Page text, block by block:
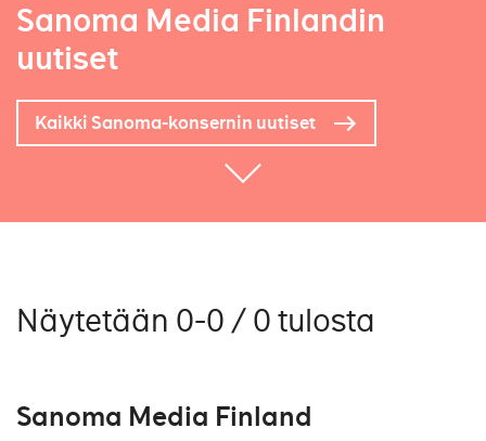
Sanoma Media Finlandin
uutiset
Kaikki Sanoma-konsernin uutiset
Näytetään 0-0 / 0 tulosta
Sanoma Media Finland